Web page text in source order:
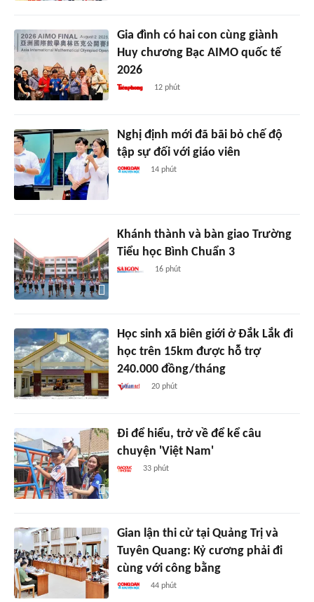
Gia đình có hai con cùng giành
Huy chương Bạc AIMO quốc tế
2026
12 phút
Nghị định mới đã bãi bỏ chế độ
tập sự đối với giáo viên
14 phút
Khánh thành và bàn giao Trường
Tiểu học Bình Chuẩn 3
16 phút
Học sinh xã biên giới ở Đắk Lắk đi
học trên 15km được hỗ trợ
240.000 đồng/tháng
20 phút
Đi để hiểu, trở về để kể câu
chuyện 'Việt Nam'
33 phút
Gian lận thi cử tại Quảng Trị và
Tuyên Quang: Kỷ cương phải đi
cùng với công bằng
44 phút